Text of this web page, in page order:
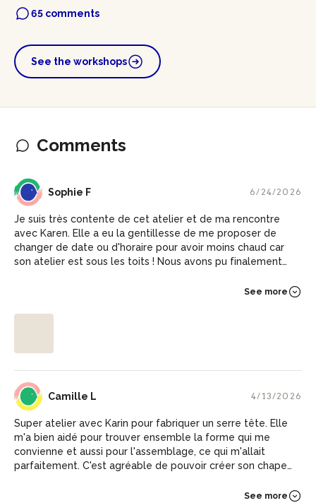
65 comments
See the workshops
Comments
SF Sophie F 6/24/2026
Je suis très contente de cet atelier et de ma rencontre
avec Karen. Elle a eu la gentillesse de me proposer de
changer de date ou d'horaire pour avoir moins chaud car
son atelier est sous les toits ! Nous avons pu finalement
trop chaud et réaliser un très chouette bibi pour un
plusieurs formes de bibi selon mes goûts et des petites
tests que possible face au miroir pour obtenir une
composition charmante et bien équilibrée.
See more
CL Camille L 4/13/2026
Super atelier avec Karin pour fabriquer un serre tête. Elle
m'a bien aidé pour trouver ensemble la forme qui me
convienne et aussi pour l'assemblage, ce qui m'allait
parfaitement. C'est agréable de pouvoir créer son chapeau
See more